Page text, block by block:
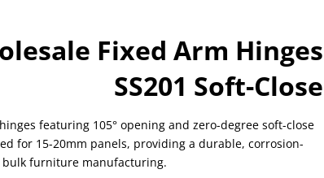
Fixed Arm Hinges
SS201 Soft-Close
featuring 105° opening and zero-degree soft-close
for 15-20mm panels, providing a durable, corrosion-
furniture manufacturing.